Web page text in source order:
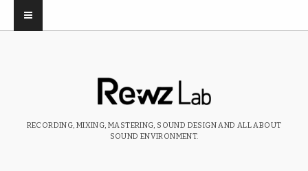
RECORDING, MIXING, MASTERING, SOUND DESIGN AND ALL ABOUT
SOUND ENVIRONMENT.